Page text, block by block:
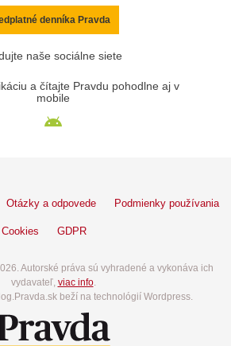
denníka Pravda
naše sociálne siete
a čítajte Pravdu pohodlne aj v
mobile
Otázky a odpovede Podmienky používania
Cookies GDPR
Autorské práva sú vyhradené a vykonáva ich
vydavateľ, viac info.
beží na technológií Wordpress.